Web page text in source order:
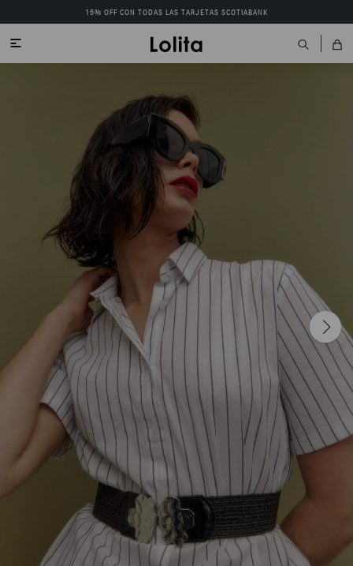
15% OFF CON TODAS LAS TARJETAS SCOTIABANK
